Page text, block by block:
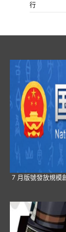
行
7 月版號發放規模